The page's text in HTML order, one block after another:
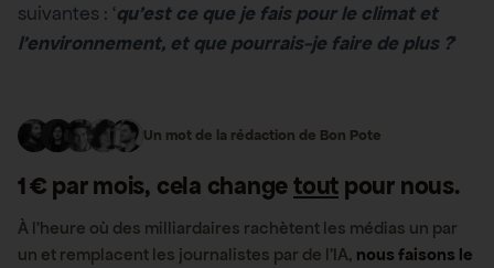
suivantes : ‘qu’est ce que je fais pour le climat et
l’environnement, et que pourrais-je faire de plus ?‘
Un mot de la rédaction de Bon Pote
1 € par mois, cela changetout pour nous.
À l’heure où des milliardaires rachètent les médias un par
un et remplacent les journalistes par de l’IA, nous faisons le